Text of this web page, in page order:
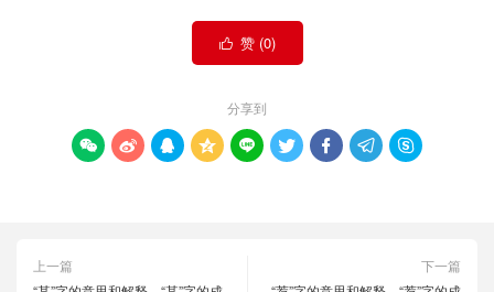
 赞 (0)
分享到
        
上一篇
下一篇